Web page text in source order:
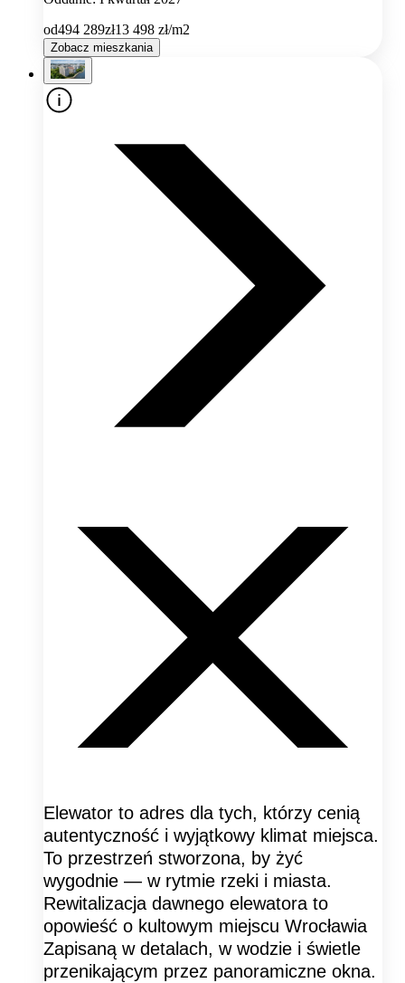
od494 289zł13 498 zł/m2
Zobacz mieszkania
Elewator to adres dla tych, którzy cenią
autentyczność i wyjątkowy klimat miejsca.
To przestrzeń stworzona, by żyć
wygodnie — w rytmie rzeki i miasta.
Rewitalizacja dawnego elewatora to
opowieść o kultowym miejscu Wrocławia
Zapisaną w detalach, w wodzie i świetle
przenikającym przez panoramiczne okna.